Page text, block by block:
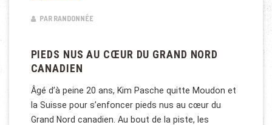
PAR RANDONNÉE
PIEDS NUS AU CŒUR DU GRAND NORD
CANADIEN
Âgé d’à peine 20 ans, Kim Pasche quitte Moudon et
la Suisse pour s’enfoncer pieds nus au cœur du
Grand Nord canadien. Au bout de la piste, les